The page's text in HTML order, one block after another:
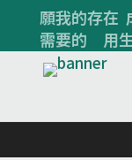
願我的存在
需要的 用